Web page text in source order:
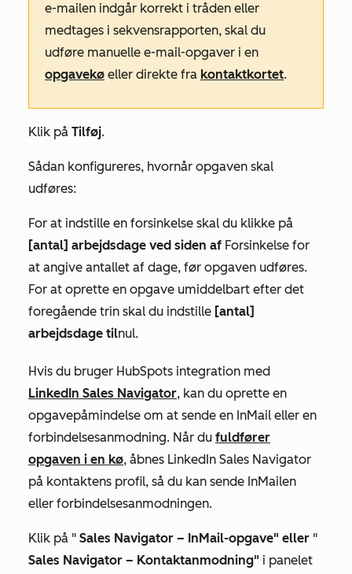
e-mailen indgår korrekt i tråden eller
medtages i sekvensrapporten, skal du
udføre manuelle e-mail-opgaver i en
opgavekø eller direkte fra kontaktkortet.
Klik på Tilføj.
Sådan konfigureres, hvornår opgaven skal
udføres:
For at indstille en forsinkelse skal du klikke på
[antal] arbejdsdage ved siden af Forsinkelse for
at angive antallet af dage, før opgaven udføres.
For at oprette en opgave umiddelbart efter det
foregående trin skal du indstille [antal]
arbejdsdage tilnul.
Hvis du bruger HubSpots integration med
LinkedIn Sales Navigator, kan du oprette en
opgavepåmindelse om at sende en InMail eller en
forbindelsesanmodning. Når du fuldfører
opgaven i en kø, åbnes LinkedIn Sales Navigator
på kontaktens profil, så du kan sende InMailen
eller forbindelsesanmodningen.
Klik på " Sales Navigator – InMail-opgave" eller "
Sales Navigator – Kontaktanmodning" i panelet